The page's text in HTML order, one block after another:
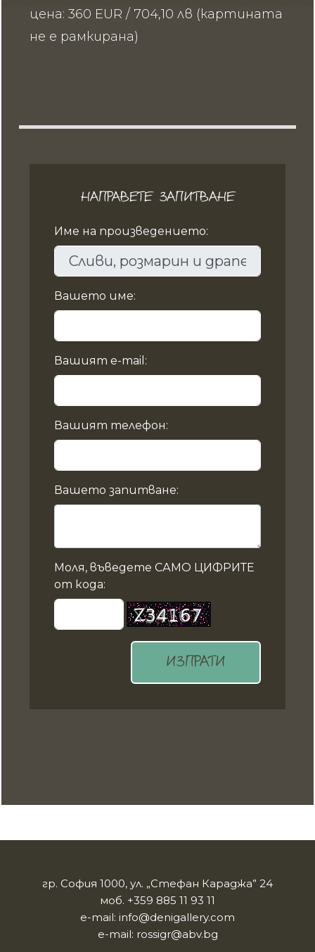
цена: 360 EUR / 704,10 лв (картината
не е рамкирана)
НАПРАВЕТЕ ЗАПИТВАНЕ
Име на произведението:
Вашето име:
Вашият e-mail:
Вашият телефон:
Вашето запитване:
Моля, въведете САМО ЦИФРИТЕ
от кода:
ИЗПРАТИ
гр. София 1000, ул. „Стефан Караджа” 24
моб. +359 885 11 93 11
e-mail: info@denigallery.com
e-mail: rossigr@abv.bg